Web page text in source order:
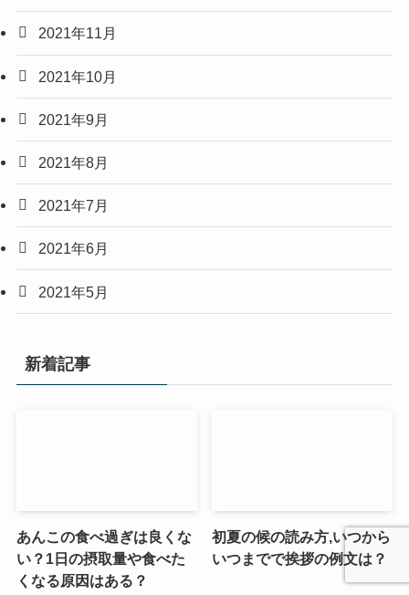
2021年11月
2021年10月
2021年9月
2021年8月
2021年7月
2021年6月
2021年5月
新着記事
あんこの食べ過ぎは良くな
い？1日の摂取量や食べた
くなる原因はある？
初夏の候の読み方,いつから
いつまでで挨拶の例文は？